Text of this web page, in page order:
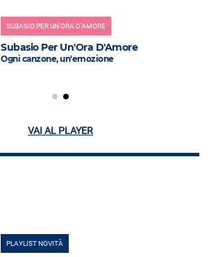
SUBASIO PER UN'ORA D'AMORE
Subasio Per Un'Ora D'Amore
Ogni canzone, un'emozione
VAI AL PLAYER
PLAYLIST NOVITÀ